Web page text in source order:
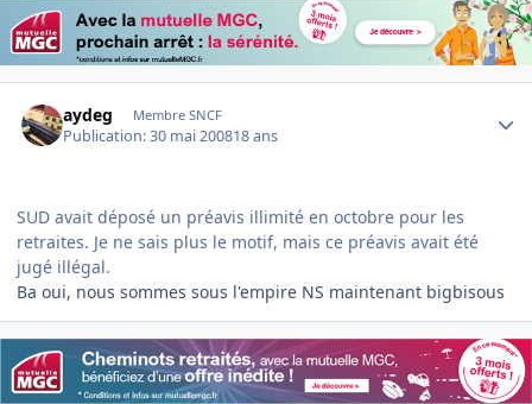
aydeg Membre SNCF
Publication:30 mai 200818 ans
SUD avait déposé un préavis illimité en octobre pour les
retraites. Je ne sais plus le motif, mais ce préavis avait été
jugé illégal.
Ba oui, nous sommes sous l'empire NS maintenant bigbisous